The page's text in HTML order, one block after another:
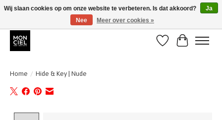
BE + NL : GRATIS VERZENDING van 31/07 t;e.m. 17/8
Verlanglijst
Home / Hide & Key | Nude
Wij slaan cookies op om onze website te verbeteren. Is dat akkoord?
Ja
Nee
Meer over cookies »